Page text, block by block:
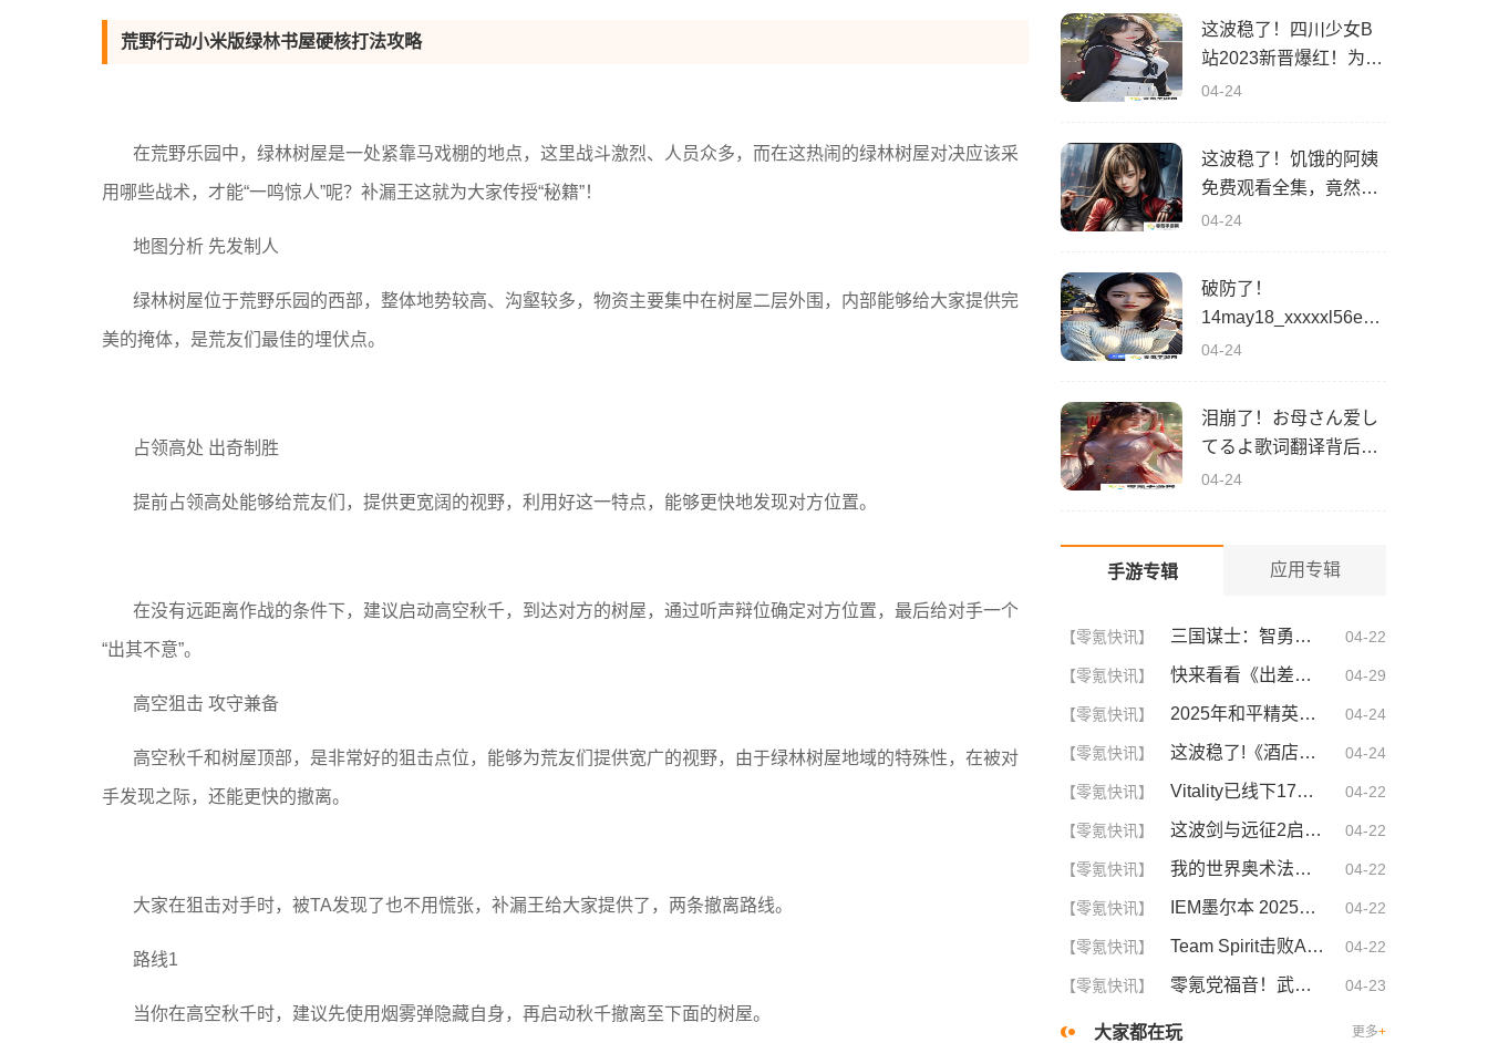
荒野行动小米版绿林书屋硬核打法攻略
在荒野乐园中，绿林树屋是一处紧靠马戏棚的地点，这里战斗激烈、人员众多，而在这热闹的绿林树屋对决应该采
用哪些战术，才能“一鸣惊人”呢？补漏王这就为大家传授“秘籍”！
地图分析 先发制人
绿林树屋位于荒野乐园的西部，整体地势较高、沟壑较多，物资主要集中在树屋二层外围，内部能够给大家提供完
美的掩体，是荒友们最佳的埋伏点。
占领高处 出奇制胜
提前占领高处能够给荒友们，提供更宽阔的视野，利用好这一特点，能够更快地发现对方位置。
在没有远距离作战的条件下，建议启动高空秋千，到达对方的树屋，通过听声辩位确定对方位置，最后给对手一个
“出其不意”。
高空狙击 攻守兼备
高空秋千和树屋顶部，是非常好的狙击点位，能够为荒友们提供宽广的视野，由于绿林树屋地域的特殊性，在被对
手发现之际，还能更快的撤离。
大家在狙击对手时，被TA发现了也不用慌张，补漏王给大家提供了，两条撤离路线。
路线1
当你在高空秋千时，建议先使用烟雾弹隐藏自身，再启动秋千撤离至下面的树屋。
这波稳了！四川少女B
站2023新晋爆红！为什
么她的内容这么吸睛？
04-24
这波稳了！饥饿的阿姨
免费观看全集，竟然隐
藏了这些秘密！
04-24
破防了！
14may18_xxxxxl56edu
民族背后的深层原因！
04-24
泪崩了！お母さん爱し
てるよ歌词翻译背后的
深情秘密！你可能从未
04-24
手游专辑 应用专辑
【零氪快讯】 三国谋士：智勇双全的幕后英雄 04-22
【零氪快讯】 快来看看《出差的日子》叶爱背后的深刻故事！竟然让人泪崩的原因 04-29
【零氪快讯】 2025年和平精英CDKEY兑换码领取方法及使用技巧 04-24
【零氪快讯】 这波稳了!《酒店激战》1-5集免费观看中文版，网友疯狂推荐！ 04-24
【零氪快讯】 Vitality已线下17连胜，追平Astralis并列第三 04-22
【零氪快讯】 这波剑与远征2启程兑换码！手慢无，速存！ 04-22
【零氪快讯】 我的世界奥术法杖咋升级,石块做法有哪些 04-22
【零氪快讯】 IEM墨尔本 2025：再下一城！MOUZ 2-0 GL 04-22
【零氪快讯】 Team Spirit击败Aurora Gaming，成功晋级PGL 瓦拉几亚 S4淘汰赛 04-22
【零氪快讯】 零氪党福音！武道神尊“躺平”修炼秘籍，飞升境不再是梦！ 04-23
大家都在玩 更多+